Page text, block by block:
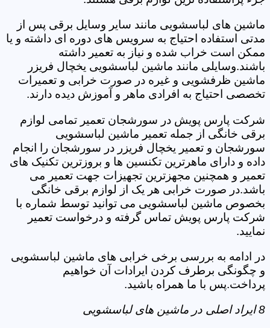
ماشین های لباسشویی مانند سایر وسایل برقی پس از
مدتی استفاده احتیاج به سرویس های دوره ای داشته و یا
ممکن است خراب شده و نیاز به تعمیر داشته
باشند.وسایلی مانند ماشین لباسشویی یخچال فریزر
ماشین ظرفشویی و غیره در صورت خرابی و تعمیرات
تخصصی احتیاج به افرادی ماهر و آموزش دیده دارند.
شرکت پارس پویش در سورشجان تعمیر تمامی لوازم
برقی خانگی از جمله تعمیر ماشین لباسشویی
سورشجان و تعمیر یخچال فریزر در سورشجان را انجام
داده و دارای ماهرترین تکنسین ها و بروزترین تکنیک های
تعمیر و همچنین مجهزترین تجهیزات جهت تعمیر می
باشد.در صورت خرابی هر یک از لوازم برقی خانگی
بخصوص ماشین لباسشویی می توانید توسط شماره با
شرکت پارس پویش تماس گرفته و درخواست تعمیر
نمایید.
در ادامه به بررسی برخی خرابی های ماشین لباسشویی
و چگونگی برطرف کردن ایرادات آن خواهیم
پرداخت.پس با ما همراه باشید.
8 ایراد اصلی در ماشین های لباسشویی